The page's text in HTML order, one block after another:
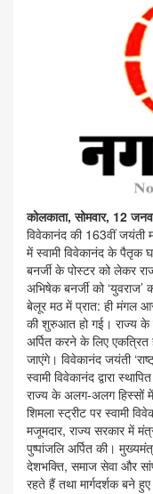
कोलकाता, सोमवार, 12
विवेकानंद की 163वीं जयंती
में स्वामी विवेकानंद के
बनर्जी के पोस्टर को लेकर
अभिषेक बनर्जी को
बेलूर मठ में प्रात: ही मंगल
की शुरुआत हो गई। राज्य के
अर्पित करने के लिए एकत्रित
जाएंगे। विवेकानंद जयंती
स्वामी विवेकानंद द्वारा
राज्य के अलग-अलग हिस्सों
शिमला स्ट्रीट पर स्वामी
मजूमदार, राज्य सरकार में
पुष्पांजलि अर्पित की।
देशभक्ति, समाज सेवा और
रहते हैं तथा मार्गदर्शक बने